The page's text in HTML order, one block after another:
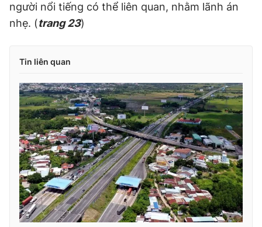
người nổi tiếng có thể liên quan, nhằm lãnh án
nhẹ. (trang 23)
Tin liên quan